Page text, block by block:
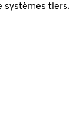
systèmes tiers.